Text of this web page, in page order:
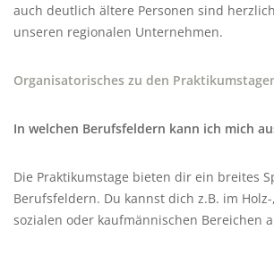
auch deutlich ältere Personen sind
unseren regionalen Unternehmen.
Organisatorisches zu den
In welchen Berufsfeldern kann ich mich
Die Praktikumstage bieten dir ein breites
Berufsfeldern. Du kannst dich z.B. im
sozialen oder kaufmännischen Bereichen